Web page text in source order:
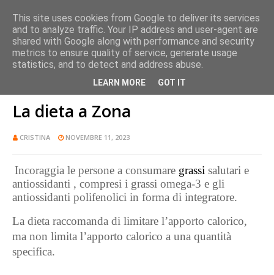
Dimagrimento La dieta a Zona
La dieta a Zona
CRISTINA NOVEMBRE 11, 2023
Incoraggia le persone a consumare grassi salutari e
antiossidanti , compresi i grassi omega-3 e gli
antiossidanti polifenolici in forma di integratore.
La dieta raccomanda di limitare l’apporto calorico,
ma non limita l’apporto calorico a una quantità
specifica.
This site uses cookies from Google to deliver its services
and to analyze traffic. Your IP address and user-agent are
shared with Google along with performance and security
metrics to ensure quality of service, generate usage
statistics, and to detect and address abuse.
LEARN MORE GOT IT